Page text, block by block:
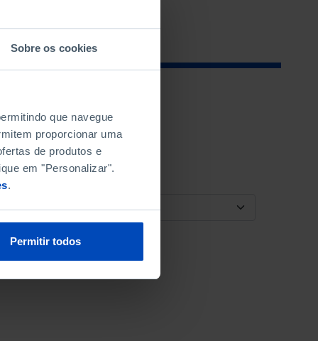
Sobre os cookies
que navegue
proporcionar uma
de produtos e
em "Personalizar".
.
Permitir todos
ORDENAR POR